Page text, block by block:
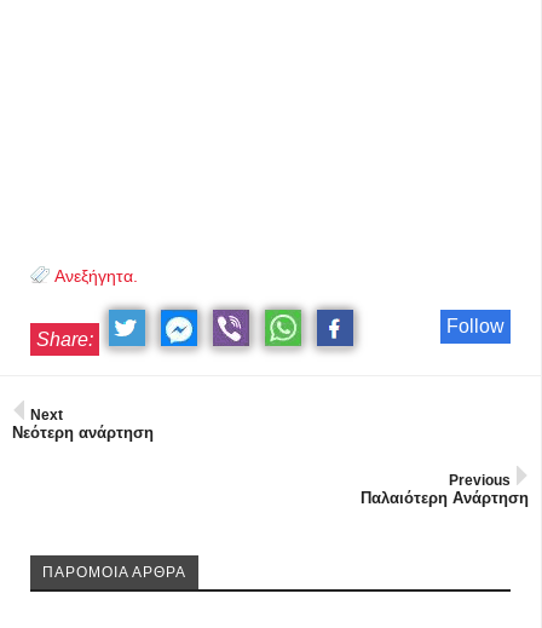
Ανεξήγητα.
Follow
Share:
Next
Νεότερη ανάρτηση
Previous
Παλαιότερη Ανάρτηση
ΠΑΡΟΜΟΙΑ ΑΡΘΡΑ